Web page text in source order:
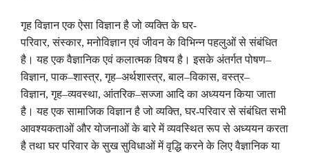
गृह विज्ञान एक ऐसा विज्ञान है जो व्यक्ति के घर-
परिवार,संस्कार,मनोविज्ञान एवं जीवन के विभिन्न पहलुओं से संबंधित
है। यह एक वैज्ञानिक एवं कलात्मक विषय है। इसके अंतर्गत पोषण–
विज्ञान,पाक–शास्त्र,गृह–अर्थशास्त्र,बाल–विकास,वस्त्र–
विज्ञान,गृह–व्यवस्था, आंतरिक–सज्जा आदि का अध्ययन किया जाता
है। यह एक सामाजिक विज्ञान है जो व्यक्ति,घर-परिवार से संबंधित सभी
आवश्यकताओं और योजनाओं के बारे में व्यवस्थित रूप से अध्ययन करता
है तथा घर परिवार के सुख सुविधाओं में वृद्धि करने के लिए वैज्ञानिक या